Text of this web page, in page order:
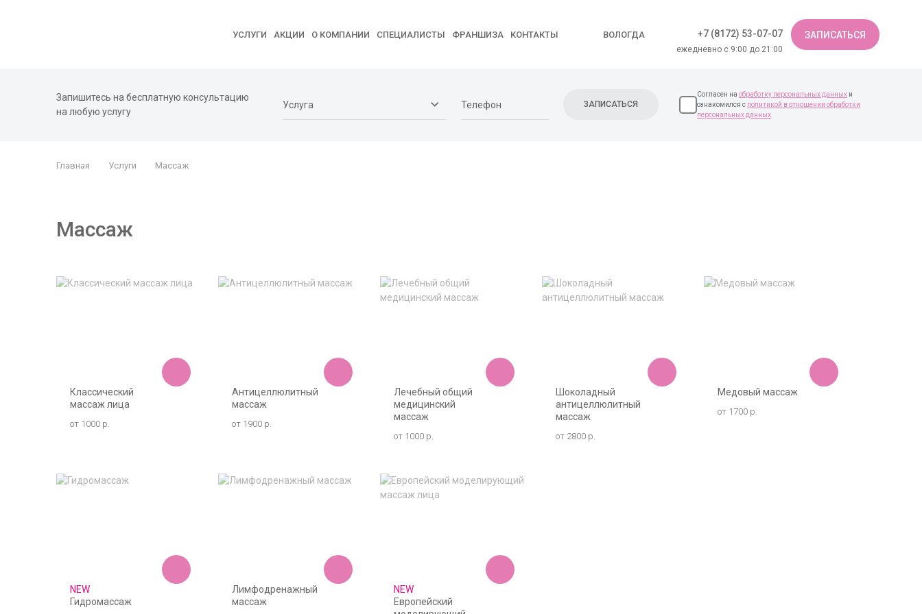
УСЛУГИ АКЦИИ О КОМПАНИИ СПЕЦИАЛИСТЫ ФРАНШИЗА КОНТАКТЫ ВОЛОГДА +7 (8172) 53-07-07
ежедневно с 9:00 до 21:00
ЗАПИСАТЬСЯ
Запишитесь на бесплатную консультацию
на любую услугу
Согласен наобработку персональных данных и
ознакомился с политикой в отношении обработки
персональных данных
Главная Услуги Массаж
Массаж
Классический
массаж лица
от 1000 р.
Антицеллюлитный
массаж
от 1900 р.
Лечебный общий
медицинский
массаж
от 1000 р.
Шоколадный
антицеллюлитный
массаж
от 2800 р.
Медовый массаж
от 1700 р.
NEW
Гидромассаж
Лимфодренажный
массаж
NEW
Европейский